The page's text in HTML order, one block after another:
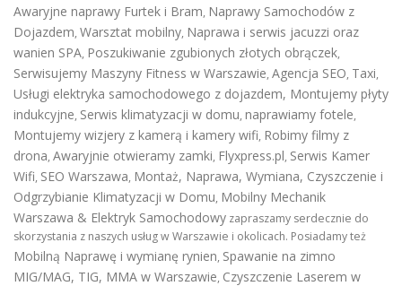
Awaryjne naprawy Furtek i Bram, Naprawy Samochodów z
Dojazdem, Warsztat mobilny, Naprawa i serwis jacuzzi oraz
wanien SPA, Poszukiwanie zgubionych złotych obrączek,
Serwisujemy Maszyny Fitness w Warszawie, Agencja SEO, Taxi,
Usługi elektryka samochodowego z dojazdem, Montujemy płyty
indukcyjne, Serwis klimatyzacji w domu, naprawiamy fotele,
Montujemy wizjery z kamerą i kamery wifi, Robimy filmy z
drona, Awaryjnie otwieramy zamki, Flyxpress.pl, Serwis Kamer
Wifi, SEO Warszawa, Montaż, Naprawa, Wymiana, Czyszczenie i
Odgrzybianie Klimatyzacji w Domu, Mobilny Mechanik
Warszawa & Elektryk Samochodowy zapraszamy serdecznie do
skorzystania z naszych usług w Warszawie i okolicach. Posiadamy też
Mobilną Naprawę i wymianę rynien, Spawanie na zimno
MIG/MAG, TIG, MMA w Warszawie, Czyszczenie Laserem w